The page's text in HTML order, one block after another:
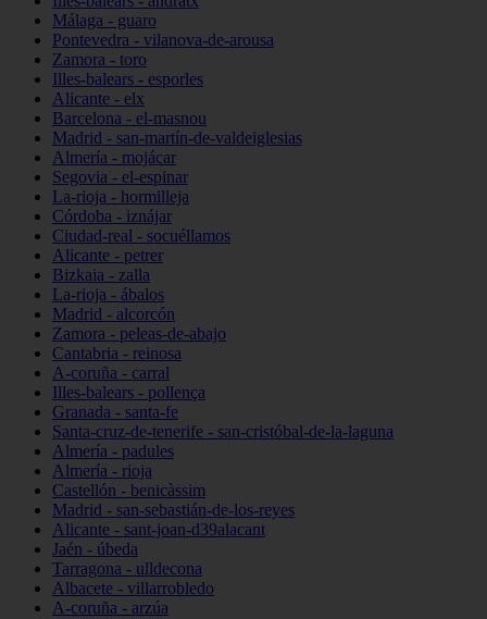
Málaga - guaro
Pontevedra - vilanova-de-arousa
Zamora - toro
Illes-balears - esporles
Alicante - elx
Barcelona - el-masnou
Madrid - san-martín-de-valdeiglesias
Almería - mojácar
Segovia - el-espinar
La-rioja - hormilleja
Córdoba - iznájar
Ciudad-real - socuéllamos
Alicante - petrer
Bizkaia - zalla
La-rioja - ábalos
Madrid - alcorcón
Zamora - peleas-de-abajo
Cantabria - reinosa
A-coruña - carral
Illes-balears - pollença
Granada - santa-fe
Santa-cruz-de-tenerife - san-cristóbal-de-la-laguna
Almería - padules
Almería - rioja
Castellón - benicàssim
Madrid - san-sebastián-de-los-reyes
Alicante - sant-joan-d39alacant
Jaén - úbeda
Tarragona - ulldecona
Albacete - villarrobledo
A-coruña - arzúa